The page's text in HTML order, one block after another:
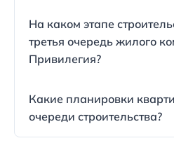
первого корпуса и ближе
Рождественская.
На каком этапе
третья очередь жилого
Привилегия?
апрель 2018 года поднято
четырнадцати.
Какие планировки
очереди строительства?